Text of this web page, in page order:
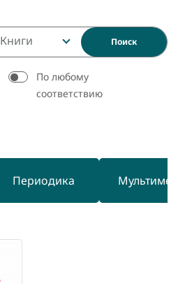
Книги Поиск
По любому
соответствию
Периодика